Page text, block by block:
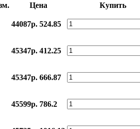
Цена Купить
44087р. 524.85
45347р. 412.25
45347р. 666.87
45599р. 786.2